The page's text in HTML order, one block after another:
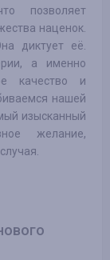
позволяет
наценок.
диктует её.
а именно
качество и
нашей
изысканный
желание,